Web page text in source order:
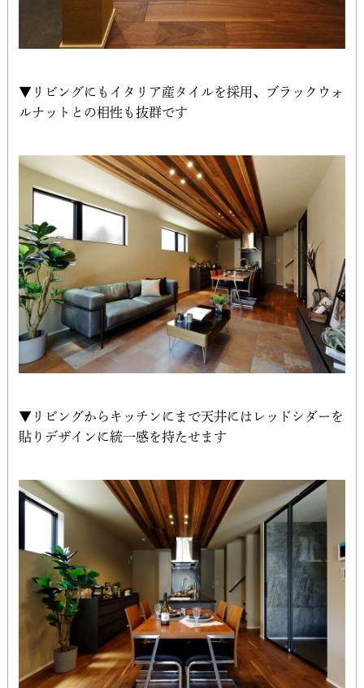
▼リビングにもイタリア産タイルを採用、ブラックウォ
ルナットとの相性も抜群です
▼リビングからキッチンにまで天井にはレッドシダーを
貼りデザインに統一感を持たせます